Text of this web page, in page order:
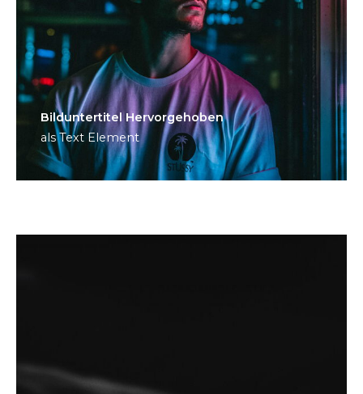
Bild­unter­titel Hervorgehoben
als Text Element